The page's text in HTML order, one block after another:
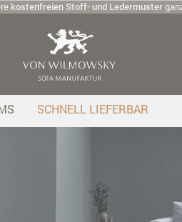
kostenfreien Stoff- und Ledermuster
SCHNELL LIEFERBAR